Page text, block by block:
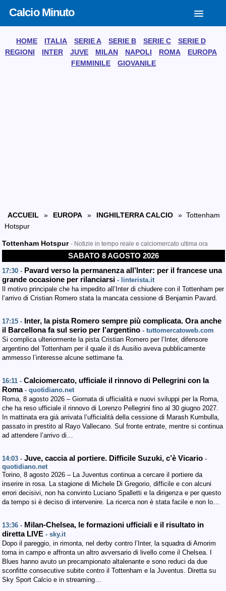
Calcio Minuto
HOME ITALIA SERIE A SERIE B SERIE C
SERIE D
REGIONI
INTER JUVE MILAN NAPOLI ROMA
EUROPA
FEMMINILE
GIOVANILE
ACCUEIL » EUROPA » INGHILTERRA CALCIO
» Tottenham
Hotspur
Tottenham Hotspur - Notizie in tempo reale e calciomercato ultima ora
SABATO 8 AGOSTO 2026
17:30 - Pavard verso la permanenza all’Inter: per il francese una
grande occasione per rilanciarsi - linterista.it
Il motivo principale che ha impedito all’Inter di chiudere con il Tottenham per
l’arrivo di Cristian Romero stata la mancata cessione di Benjamin Pavard.
17:15 - Inter, la pista Romero sempre più complicata. Ora anche
il Barcellona fa sul serio per l’argentino - tuttomercatoweb.com
Si complica ulteriormente la pista Cristian Romero per l’Inter, difensore
argentino del Tottenham per il quale il ds Ausilio aveva pubblicamente
ammesso l’interesse alcune settimane fa.
16:11 - Calciomercato, ufficiale il rinnovo di Pellegrini con la
Roma - quotidiano.net
Roma, 8 agosto 2026 – Giornata di ufficialità e nuovi sviluppi per la Roma,
che ha reso ufficiale il rinnovo di Lorenzo Pellegrini fino al 30 giugno 2027.
In mattinata era già arrivata l’ufficialità della cessione di Marash Kumbulla,
passato in prestito al Rayo Vallecano. Sul fronte entrate, mentre si continua
ad attendere l’arrivo di…
14:03 - Juve, caccia al portiere. Difficile Suzuki, c’è Vicario -
quotidiano.net
Torino, 8 agosto 2026 – La Juventus continua a cercare il portiere da
inserire in rosa. La stagione di Michele Di Gregorio, difficile e con alcuni
errori decisivi, non ha convinto Luciano Spalletti e la dirigenza e per questo
da tempo si è deciso di intervenire. La ricerca non è stata facile e non lo…
13:36 - Milan-Chelsea, le formazioni ufficiali e il risultato in
diretta LIVE - sky.it
Dopo il pareggio, in rimonta, nel derby contro l’Inter, la squadra di Amorim
torna in campo e affronta un altro avversario di livello come il Chelsea. I
Blues hanno avuto un precampionato altalenante e sono reduci da due
sconfitte consecutive subite contro il Tottenham e la Juventus. Diretta su
Sky Sport Calcio e in streaming…